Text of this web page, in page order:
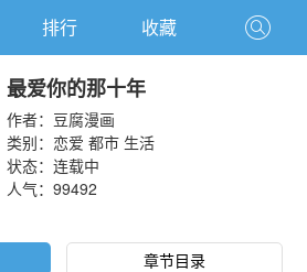
排行 收藏
最爱你的那十年
作者： 豆腐漫画
类别： 恋爱 都市 生活
状态：连载中
人气： 99492
章节目录